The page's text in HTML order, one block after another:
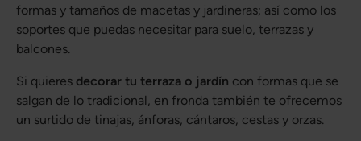
formas y tamaños de macetas y jardineras; así como los
soportes que puedas necesitar para suelo, terrazas y
balcones.
Si quieres decorar tu terraza o jardín con formas que se
salgan de lo tradicional, en fronda también te ofrecemos
un surtido de tinajas, ánforas, cántaros, cestas y orzas.